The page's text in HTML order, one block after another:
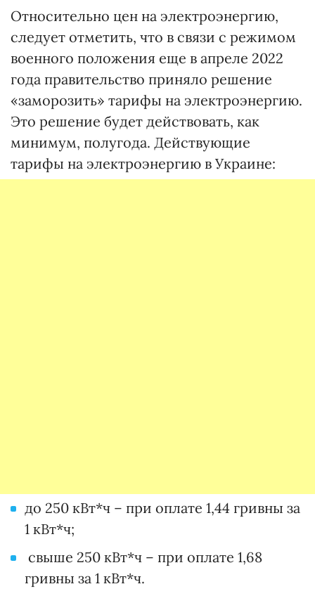
Относительно цен на электроэнергию,
следует отметить, что в связи с режимом
военного положения еще в апреле 2022
года правительство приняло решение
«заморозить» тарифы на электроэнергию.
Это решение будет действовать, как
минимум, полугода. Действующие
тарифы на электроэнергию в Украине:
до 250 кВт*ч – при оплате 1,44 гривны за
1 кВт*ч;
свыше 250 кВт*ч – при оплате 1,68
гривны за 1 кВт*ч.